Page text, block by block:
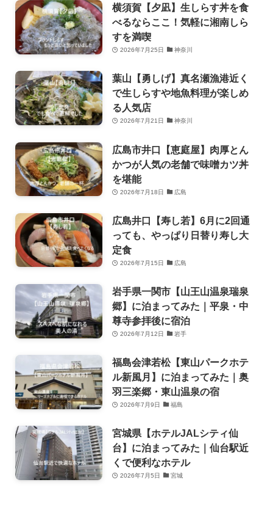
横須賀【夕凪】生しらす丼を食
べるならここ！気軽に湘南しら
すを満喫
2026年7月25日 神奈川
葉山【勇しげ】真名瀬漁港近く
で生しらすや地魚料理が楽しめ
る人気店
2026年7月21日 神奈川
広島市井口【恵庭屋】肉厚とん
かつが人気の老舗で味噌カツ丼
を堪能
2026年7月18日 広島
広島井口【寿し若】6月に2回通
っても、やっぱり日替り寿し大
定食
2026年7月15日 広島
岩手県一関市【山王山温泉瑞泉
郷】に泊まってみた｜平泉・中
尊寺参拝後に宿泊
2026年7月12日 岩手
福島会津若松【東山パークホテ
ル新風月】に泊まってみた｜奥
羽三楽郷・東山温泉の宿
2026年7月9日 福島
宮城県【ホテルJALシティ仙
台】に泊まってみた｜仙台駅近
くで便利なホテル
2026年7月5日 宮城